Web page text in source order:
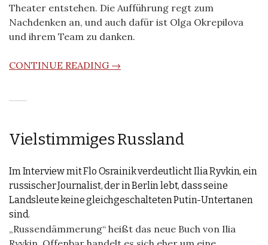
Theater entstehen. Die Aufführung regt zum
Nachdenken an, und auch dafür ist Olga Okrepilova
und ihrem Team zu danken.
CONTINUE READING →
Vielstimmiges Russland
Im Interview mit Flo Osrainik verdeutlicht Ilia Ryvkin, ein
russischer Journalist, der in Berlin lebt, dass seine
Landsleute keine gleichgeschalteten Putin-Untertanen
sind.
„Russendämmerung“ heißt das neue Buch von Ilia